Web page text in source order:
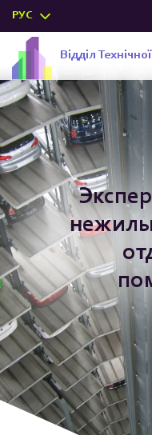
РУС
ВідділТехнічної